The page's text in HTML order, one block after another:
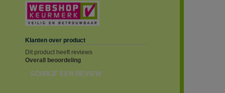
Klanten over product
Dit product heeft reviews
Overall beoordeling
SCHRIJF EEN REVIEW